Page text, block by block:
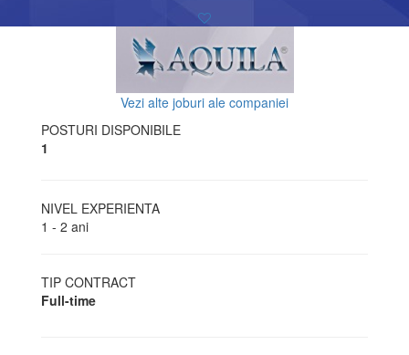
Vezi alte joburi ale companiei
POSTURI DISPONIBILE
1
NIVEL EXPERIENTA
1 - 2 ani
TIP CONTRACT
Full-time